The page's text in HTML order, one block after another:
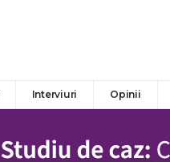
Interviuri Opinii